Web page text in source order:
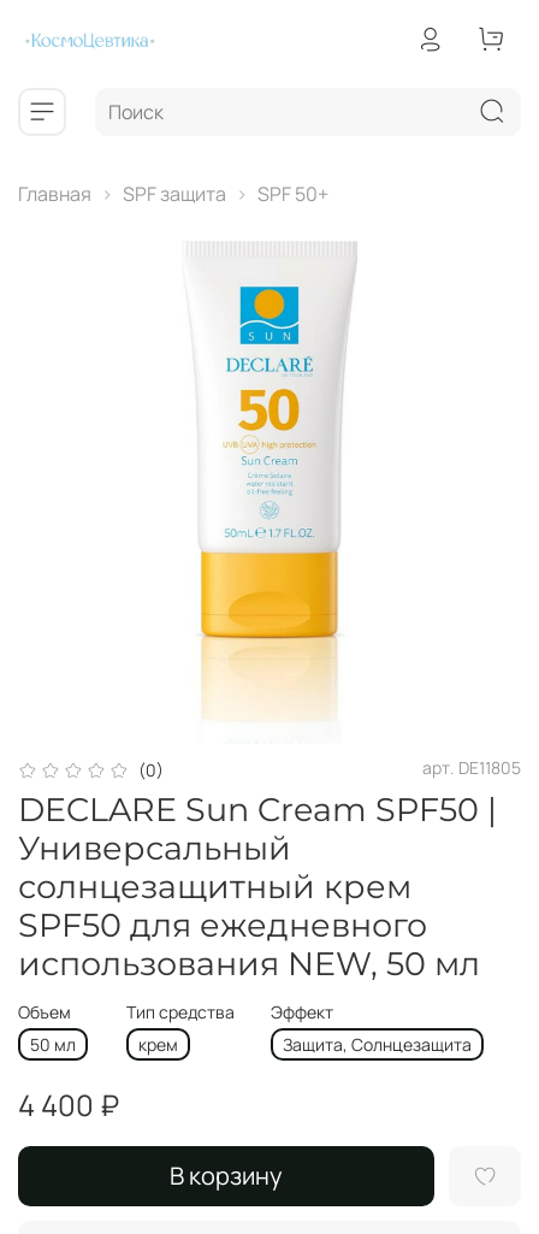
Главная SPF защита SPF 50+
(0) арт. DE11805
DECLARE Sun Cream SPF50 |
Универсальный
солнцезащитный крем
SPF50 для ежедневного
использования NEW, 50 мл
Объем
50 мл
Тип средства
крем
Эффект
Защита, Солнцезащита
4 400 ₽
В корзину